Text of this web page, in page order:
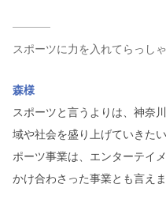
スポーツに力を入れてらっし
森様
スポーツと言うよりは、神奈
域や社会を盛り上げていきた
ポーツ事業は、エンターテイ
かけ合わさった事業とも言え